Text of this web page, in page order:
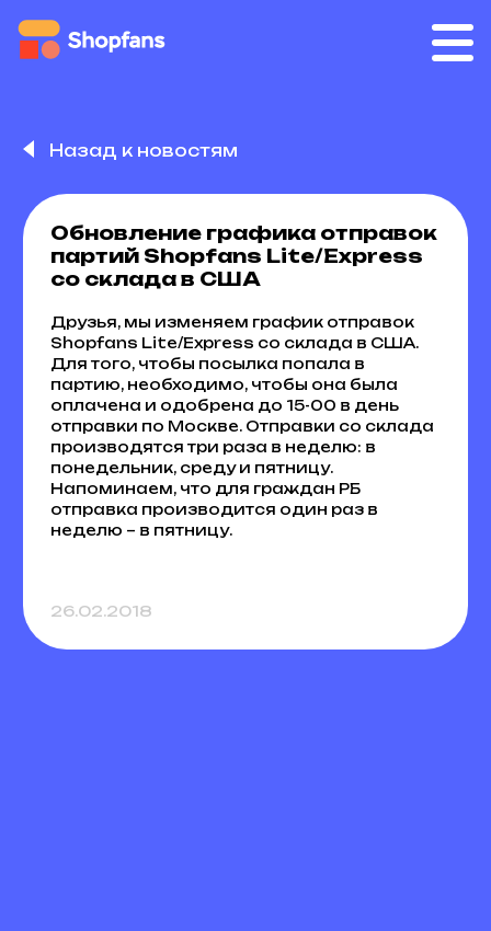
Назад к новостям
Обновление графика отправок
партий Shopfans Lite/Express
со склада в США
Друзья, мы изменяем график отправок
Shopfans Lite/Express со склада в США.
Для того, чтобы посылка попала в
партию, необходимо, чтобы она была
оплачена и одобрена до 15-00 в день
отправки по Москве. Отправки со склада
производятся три раза в неделю: в
понедельник, среду и пятницу.
Напоминаем, что для граждан РБ
отправка производится один раз в
неделю – в пятницу.
26.02.2018